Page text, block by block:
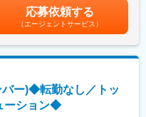
の営業活動を通じ、歯科医院
の治療体験の変革を推進して
切り替え提案
課題の抽出
効果のプレゼンテーション
はあくまでも目安の金額であ
あります。月給(月額)は固定手
応募依頼する
（エージェントサービス）
バー)◆転勤なし／トッ
ーション◆